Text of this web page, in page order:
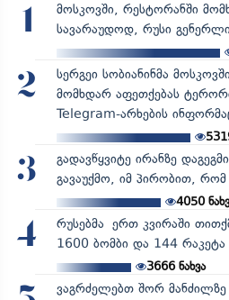
1
მოსკოვში, რესტორანში
სავარაუდოდ, რუსი
2
სერგეი სობიანინმა
მომხდარ აფეთქებას
Telegram-არხების
3
გადავწყვიტე ირანზე
გავაუქმო, იმ პირობით, რომ
4050
4
რუსებმა ერთ კვირაში
1600 ბომბი და 144 რაკეტა
3666ნახვა
ვაგრძელებთ შორ მანძილზე